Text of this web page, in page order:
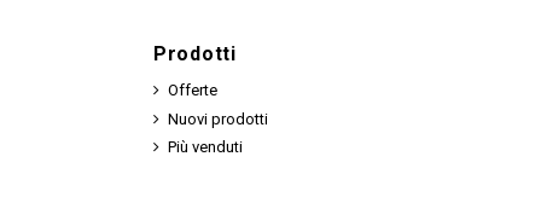
Prodotti
Offerte
Nuovi prodotti
Più venduti